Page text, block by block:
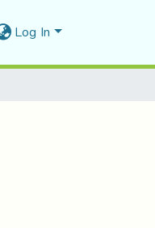
Log In